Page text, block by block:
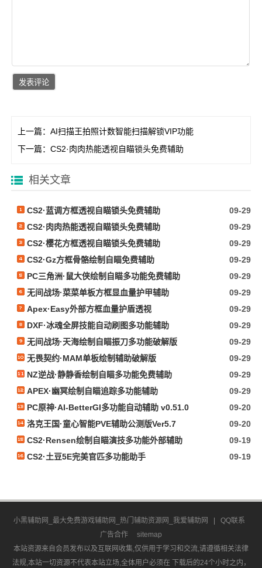
上一篇： AI扫描王拍照计数智能扫描解锁VIP功能
下一篇： CS2·肉肉热能透视自瞄锁头免费辅助
相关文章
CS2·蓝调方框透视自瞄锁头免费辅助
09-29
CS2·肉肉热能透视自瞄锁头免费辅助
09-29
CS2·樱花方框透视自瞄锁头免费辅助
09-29
CS2·Gz方框骨骼绘制自瞄免费辅助
09-29
PC三角洲·鼠大侠绘制自瞄多功能免费辅助
09-29
无间战场·菜菜单板方框显血量护甲辅助
09-29
Apex·Easy外部方框血量护盾透视
09-29
DXF·冰魂全屏技能自动刷图多功能辅助
09-29
无间战场·天海绘制自瞄振刀多功能破解版
09-29
无畏契约·MAM单板绘制辅助破解版
09-29
NZ逆战·静静香绘制自瞄多功能免费辅助
09-29
APEX·幽冥绘制自瞄追踪多功能辅助
09-29
PC原神·AI-BetterGI多功能自动辅助 v0.51.0
09-20
洛克王国·童心智能PVE辅助公测版Ver5.7
09-20
CS2·Rensen绘制自瞄演技多功能外部辅助
09-19
CS2·土豆5E完美官匹多功能助手
09-19
小黑辅助网_最大免费游戏辅助网_热门辅助资源网_我爱辅助网
QQ联系
广告合作
sitemap
本站资源来自会员发布以及互联网收集,仅供用于学习和交流,请遵循相关法律
法规,本站一切资源不代表本站立场,全体用户必须在 下载后的24个小时之内，